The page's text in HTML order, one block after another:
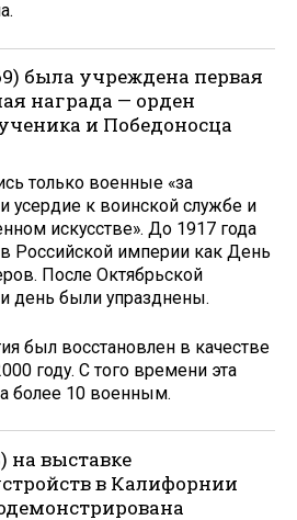
была учреждена первая
награда — орден
и Победоносца
только военные «за
усердие к воинской службе и
искусстве». До 1917 года
в Российской империи как День
После Октябрьской
день были упразднены.
был восстановлен в качестве
году. С того времени эта
более 10 военным.
на выставке
в Калифорнии